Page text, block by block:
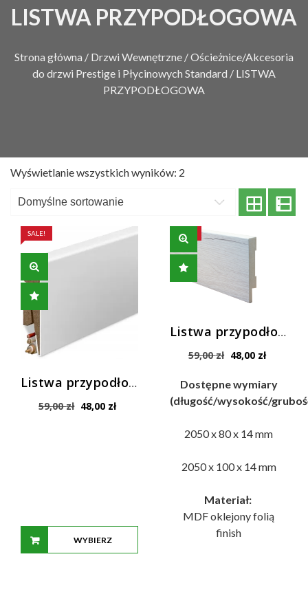
LISTWA PRZYPODŁOGOWA
Strona główna / Drzwi Wewnętrzne /Ościeżnice/Akcesoria
do drzwi Prestige i Płycinowych Standard / LISTWA
PRZYPODŁOGOWA
Wyświetlanie wszystkich wyników: 2
SALE!
Listwa przypodłogowa DEFENDOOR
59,00zł Pierwotna
48,00 zł
WYBIERZ
SALE!
Listwa przypodłogowa MDF Windoor 80 / 100 mm
59,00zł Pierwotna
wynosiła:
59,00 zł.
48,00 zł
wynosi:
48,00 zł.
Dostępne wymiary
(długość/wysokość/
2050 x 80 x 14 mm
2050 x 100 x 14 mm
Materiał:
MDF oklejony folią
finish